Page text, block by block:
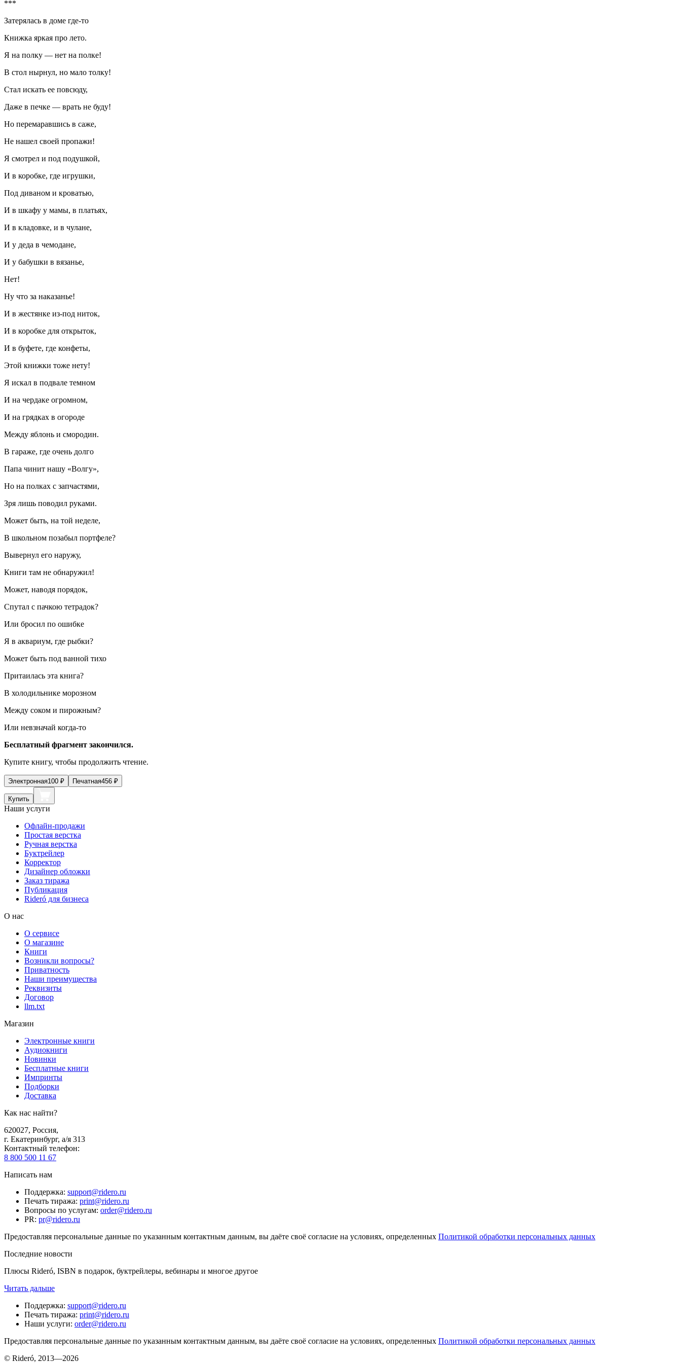
***
Затерялась в доме где-то
Книжка яркая про лето.
Я на полку — нет на полке!
В стол нырнул, но мало толку!
Стал искать ее повсюду,
Даже в печке — врать не буду!
Но перемаравшись в саже,
Не нашел своей пропажи!
Я смотрел и под подушкой,
И в коробке, где игрушки,
Под диваном и кроватью,
И в шкафу у мамы, в платьях,
И в кладовке, и в чулане,
И у деда в чемодане,
И у бабушки в вязанье,
Нет!
Ну что за наказанье!
И в жестянке из-под ниток,
И в коробке для открыток,
И в буфете, где конфеты,
Этой книжки тоже нету!
Я искал в подвале темном
И на чердаке огромном,
И на грядках в огороде
Между яблонь и смородин.
В гараже, где очень долго
Папа чинит нашу «Волгу»,
Но на полках с запчастями,
Зря лишь поводил руками.
Может быть, на той неделе,
В школьном позабыл портфеле?
Вывернул его наружу,
Книги там не обнаружил!
Может, наводя порядок,
Спутал с пачкою тетрадок?
Или бросил по ошибке
Я в аквариум, где рыбки?
Может быть под ванной тихо
Притаилась эта книга?
В холодильнике морозном
Между соком и пирожным?
Или невзначай когда-то
Бесплатный фрагмент закончился.
Купите книгу, чтобы продолжить чтение.
Электронная100 ₽ Печатная456 ₽
Купить
Наши услуги
Офлайн-продажи
Простая верстка
Ручная верстка
Буктрейлер
Корректор
Дизайнер обложки
Заказ тиража
Публикация
Rideró для бизнеса
О нас
О сервисе
О магазине
Книги
Возникли вопросы?
Приватность
Наши преимущества
Реквизиты
Договор
llm.txt
Магазин
Электронные книги
Аудиокниги
Новинки
Бесплатные книги
Импринты
Подборки
Доставка
Как нас найти?
620027, Россия,
г. Екатеринбург, а/я 313
Контактный телефон:
8 800 500 11 67
Написать нам
Поддержка: support@ridero.ru
Печать тиража: print@ridero.ru
Вопросы по услугам: order@ridero.ru
PR: pr@ridero.ru
Предоставляя персональные данные по указанным контактным данным, вы даёте своё согласие на условиях, определенных Политикой обработки персональных данных
Последние новости
Плюсы Rideró, ISBN в подарок, буктрейлеры, вебинары и многое другое
Читать дальше
Поддержка: support@ridero.ru
Печать тиража: print@ridero.ru
Наши услуги: order@ridero.ru
Предоставляя персональные данные по указанным контактным данным, вы даёте своё согласие на условиях, определенных Политикой обработки персональных данных
© Rideró, 2013—2026